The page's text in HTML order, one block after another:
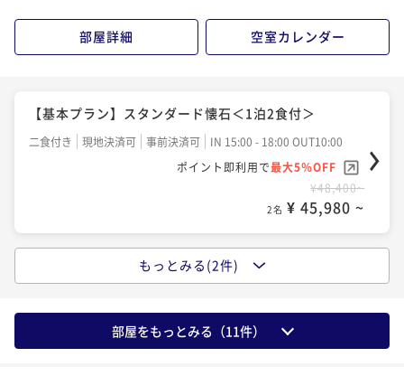
¥57,200~
2名 ¥ 54,340 ~
部屋詳細 空室カレンダー
【基本プラン】スタンダード懐石＜1泊2食付＞
二食付き 現地決済可 事前決済可
IN 15:00 - 18:00 OUT10:00
ポイント即利用で最大5％OFF
¥48,400~
2名 ¥ 45,980 ~
【カップルプラン】お二人でゆったりとした時間を！
現地決済可 事前決済可
IN 15:00 - 18:00 OUT10:00
ポイント即利用で最大5％OFF
もっとみる(2件)
部屋をもっとみる（11件）